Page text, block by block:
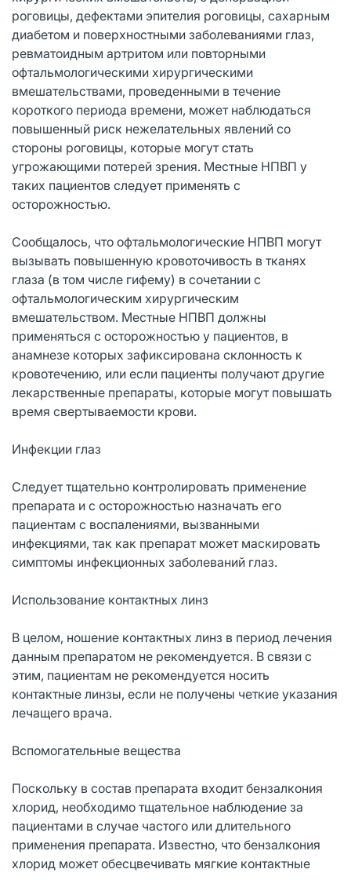
роговицы, дефектами эпителия роговицы, сахарным
диабетом и поверхностными заболеваниями глаз,
ревматоидным артритом или повторными
офтальмологическими хирургическими
вмешательствами, проведенными в течение
короткого периода времени, может наблюдаться
повышенный риск нежелательных явлений со
стороны роговицы, которые могут стать
угрожающими потерей зрения. Местные НПВП у
таких пациентов следует применять с
осторожностью.
Сообщалось, что офтальмологические НПВП могут
вызывать повышенную кровоточивость в тканях
глаза (в том числе гифему) в сочетании с
офтальмологическим хирургическим
вмешательством. Местные НПВП должны
применяться с осторожностью у пациентов, в
анамнезе которых зафиксирована склонность к
кровотечению, или если пациенты получают другие
лекарственные препараты, которые могут повышать
время свертываемости крови.
Инфекции глаз
Следует тщательно контролировать применение
препарата и с осторожностью назначать его
пациентам с воспалениями, вызванными
инфекциями, так как препарат может маскировать
симптомы инфекционных заболеваний глаз.
Использование контактных линз
В целом, ношение контактных линз в период лечения
данным препаратом не рекомендуется. В связи с
этим, пациентам не рекомендуется носить
контактные линзы, если не получены четкие указания
лечащего врача.
Вспомогательные вещества
Поскольку в состав препарата входит бензалкония
хлорид, необходимо тщательное наблюдение за
пациентами в случае частого или длительного
применения препарата. Известно, что бензалкония
хлорид может обесцвечивать мягкие контактные